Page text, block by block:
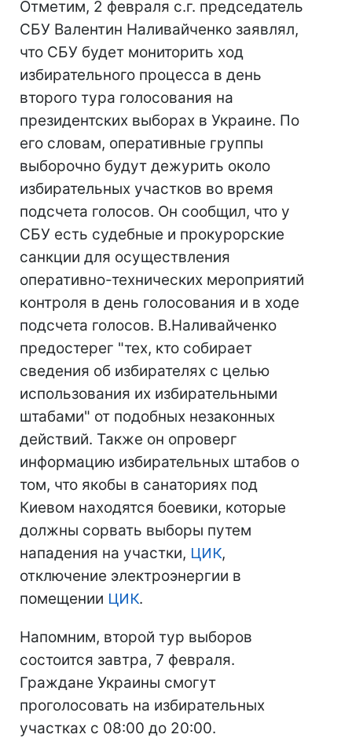
Отметим, 2 февраля с.г. председатель
СБУ Валентин Наливайченко заявлял,
что СБУ будет мониторить ход
избирательного процесса в день
второго тура голосования на
президентских выборах в Украине. По
его словам, оперативные группы
выборочно будут дежурить около
избирательных участков во время
подсчета голосов. Он сообщил, что у
СБУ есть судебные и прокурорские
санкции для осуществления
оперативно-технических мероприятий
контроля в день голосования и в ходе
подсчета голосов. В.Наливайченко
предостерег "тех, кто собирает
сведения об избирателях с целью
использования их избирательными
штабами" от подобных незаконных
действий. Также он опроверг
информацию избирательных штабов о
том, что якобы в санаториях под
Киевом находятся боевики, которые
должны сорвать выборы путем
нападения на участки, ЦИК,
отключение электроэнергии в
помещении ЦИК.
Напомним, второй тур выборов
состоится завтра, 7 февраля.
Граждане Украины смогут
проголосовать на избирательных
участках с 08:00 до 20:00.